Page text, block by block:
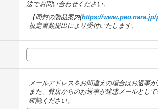
法でお問い合わせください。
【同封の製品案内(https://
規定書類提出により受付いたします。
メールアドレスをお間違えの場合はお返事が
また、弊店からのお返事が迷惑メールとし
確認ください。